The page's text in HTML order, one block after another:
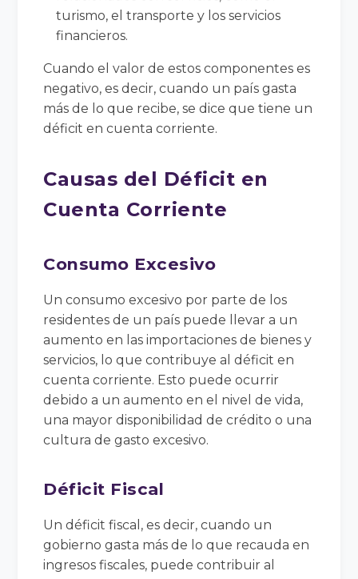
turismo, el transporte y los servicios
financieros.
Cuando el valor de estos componentes es
negativo, es decir, cuando un país gasta
más de lo que recibe, se dice que tiene un
déficit en cuenta corriente.
Causas del Déficit en
Cuenta Corriente
Consumo Excesivo
Un consumo excesivo por parte de los
residentes de un país puede llevar a un
aumento en las importaciones de bienes y
servicios, lo que contribuye al déficit en
cuenta corriente. Esto puede ocurrir
debido a un aumento en el nivel de vida,
una mayor disponibilidad de crédito o una
cultura de gasto excesivo.
Déficit Fiscal
Un déficit fiscal, es decir, cuando un
gobierno gasta más de lo que recauda en
ingresos fiscales, puede contribuir al